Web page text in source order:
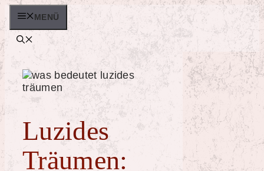
Zum
Inhalt
springen
MENÜ
Luzides
Träumen: